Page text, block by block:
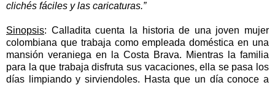
clichés fáciles y las caricaturas.”
Sinopsis: Calladita cuenta la historia de una joven mujer
colombiana que trabaja como empleada doméstica en una
mansión veraniega en la Costa Brava. Mientras la familia
para la que trabaja disfruta sus vacaciones, ella se pasa los
días limpiando y sirviendoles. Hasta que un día conoce a